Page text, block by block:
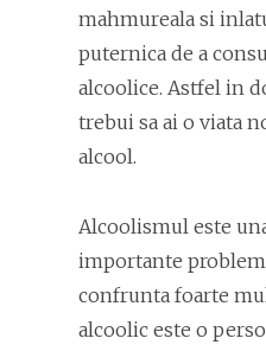
mahmureala si
puternica de a
alcoolice. Astfel in
trebui sa ai o viata
alcool.
Alcoolismul este
importante
confrunta foarte
alcoolic este o